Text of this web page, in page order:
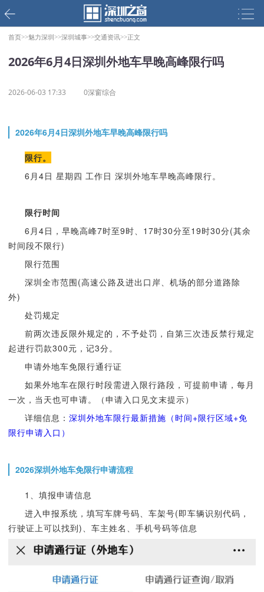
首页>>魅力深圳>>深圳城事>>交通资讯>>正文
2026年6月4日深圳外地车早晚高峰限行吗
2026-06-03 17:33 0深窗综合
2026年6月4日深圳外地车早晚高峰限行吗
限行。
6月4日 星期四 工作日 深圳外地车早晚高峰限行。
限行时间
6月4日，早晚高峰7时至9时、17时30分至19时30分(其余
时间段不限行)
限行范围
深圳全市范围(高速公路及进出口岸、机场的部分道路除
外)
处罚规定
前两次违反限外规定的，不予处罚，自第三次违反禁行规定
起进行罚款300元，记3分。
申请外地车免限行通行证
如果外地车在限行时段需进入限行路段，可提前申请，每月
一次，当天也可申请。（申请入口见文末提示）
详细信息： 深圳外地车限行最新措施（时间+限行区域+免
限行申请入口）
2026深圳外地车免限行申请流程
1、填报申请信息
进入申报系统，填写车牌号码、车架号(即车辆识别代码，
行驶证上可以找到)、车主姓名、手机号码等信息